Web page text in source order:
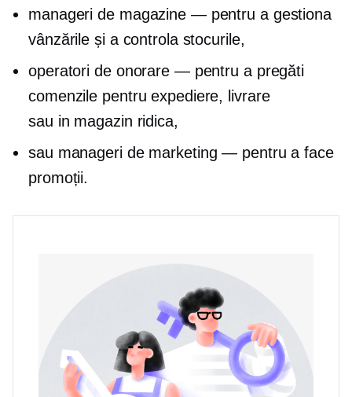
manageri de magazine — pentru a gestiona
vânzările și a controla stocurile,
operatori de onorare — pentru a pregăti
comenzile pentru expediere, livrare
sau in magazin ridica,
sau manageri de marketing — pentru a face
promoții.